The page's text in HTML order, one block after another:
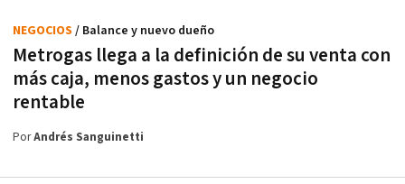
Metrogas llega a la definición de su venta con
más caja, menos gastos y un negocio
rentable
NEGOCIOS / Balance y nuevo dueño
PorAndrés Sanguinetti